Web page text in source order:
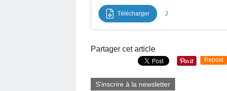
Télécharger J
Partager cet article
Repost
S'inscrire à la newsletter